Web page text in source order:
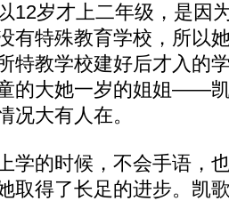
12岁才上二年级，是因
有特殊教育学校，所以
特教学校建好后才入的
的大她一岁的姐姐——
况大有人在。
的时候，不会手语，
取得了长足的进步。凯